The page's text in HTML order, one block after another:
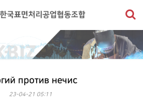
против нечис
23-04-21 05:11